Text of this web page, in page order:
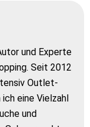
und Experte
Seit 2012
Outlet-
eine Vielzahl
und